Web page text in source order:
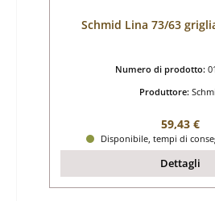
Schmid Lina 73/63
Numero di prodotto:
Produttore:
Prezzo
59,43 €
Disponibile, tempi di
Dettagli